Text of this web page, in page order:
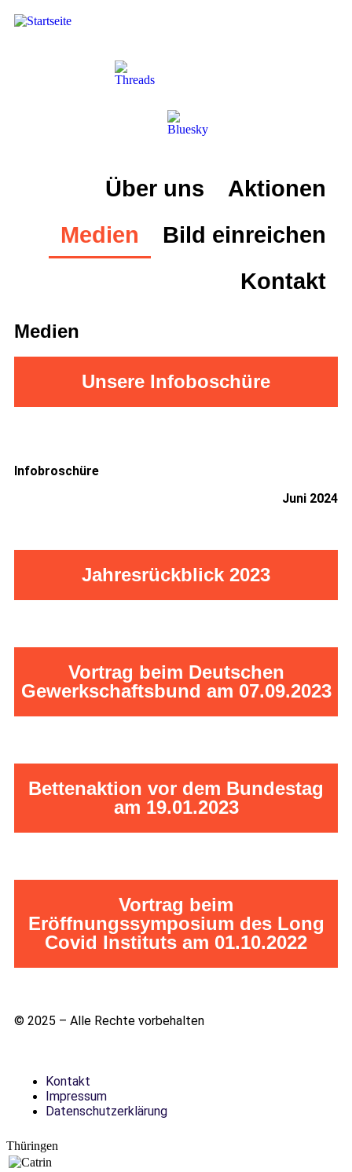
Über uns
Aktionen
Medien
Bild einreichen
Kontakt
Medien
Unsere Infoboschüre
Infobroschüre
Juni 2024
Jahresrückblick 2023
Vortrag beim Deutschen
Gewerkschaftsbund am 07.09.2023
Bettenaktion vor dem Bundestag
am 19.01.2023
Vortrag beim
Eröffnungssymposium des Long
Covid Instituts am 01.10.2022
© 2025 – Alle Rechte vorbehalten
Kontakt
Impressum
Datenschutzerklärung
Thüringen